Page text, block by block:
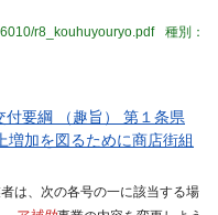
r8_kouhuyouryo.pdf
種別：
要綱 （趣旨） 第１条県
増加を図るために商店街組
は、次の各号の一に該当する場